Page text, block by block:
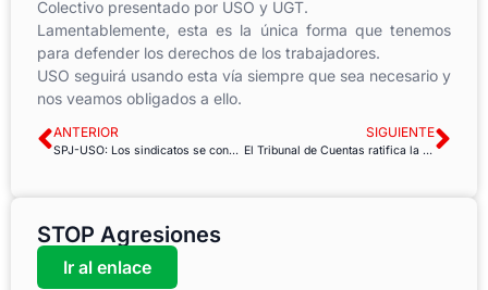
Colectivo presentado por USO y UGT.
Lamentablemente, esta es la única forma que tenemos
para defender los derechos de los trabajadores.
USO seguirá usando esta vía siempre que sea necesario y
nos veamos obligados a ello.
ANTERIOR
SPJ-USO: Los sindicatos se concentran contra la eliminación del Juzgado de Menores 2 de Córdoba.
SIGUIENTE
El Tribunal de Cuentas ratifica la discriminación de USO en la Fundación para la Prevención de Riesgos
STOP Agresiones
Ir al enlace